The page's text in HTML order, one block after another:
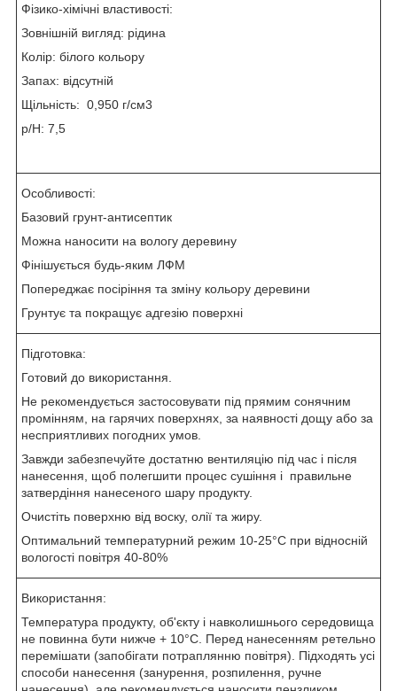
Фізико-хімічні властивості:
Зовнішній вигляд: рідина
Колір: білого кольору
Запах: відсутній
Щільність: 0,950 г/см3
p/H: 7,5
Особливості:
Базовий грунт-антисептик
Можна наносити на вологу деревину
Фінішується будь-яким ЛФМ
Попереджає посіріння та зміну кольору деревини
Грунтує та покращує адгезію поверхні
Підготовка:
Готовий до використання.
Не рекомендується застосовувати під прямим сонячним
промінням, на гарячих поверхнях, за наявності дощу або за
несприятливих погодних умов.
Завжди забезпечуйте достатню вентиляцію під час і після
нанесення, щоб полегшити процес сушіння і правильне
затвердіння нанесеного шару продукту.
Очистіть поверхню від воску, олії та жиру.
Оптимальний температурний режим 10-25°C при відносній
вологості повітря 40-80%
Використання:
Температура продукту, об'єкту і навколишнього середовища
не повинна бути нижче + 10°C. Перед нанесенням ретельно
перемішати (запобігати потраплянню повітря). Підходять усі
способи нанесення (занурення, розпилення, ручне